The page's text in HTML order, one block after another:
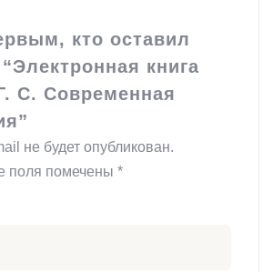
кто оставил
книга
С. Современная
не будет опубликован.
поля помечены *